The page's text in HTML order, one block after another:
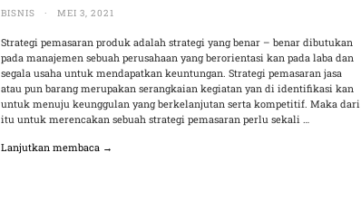
BISNIS · MEI 3, 2021
Strategi pemasaran produk adalah strategi yang benar – benar dibutukan
pada manajemen sebuah perusahaan yang berorientasi kan pada laba dan
segala usaha untuk mendapatkan keuntungan. Strategi pemasaran jasa
atau pun barang merupakan serangkaian kegiatan yan di identifikasi kan
untuk menuju keunggulan yang berkelanjutan serta kompetitif. Maka dari
itu untuk merencakan sebuah strategi pemasaran perlu sekali …
Lanjutkan membaca →